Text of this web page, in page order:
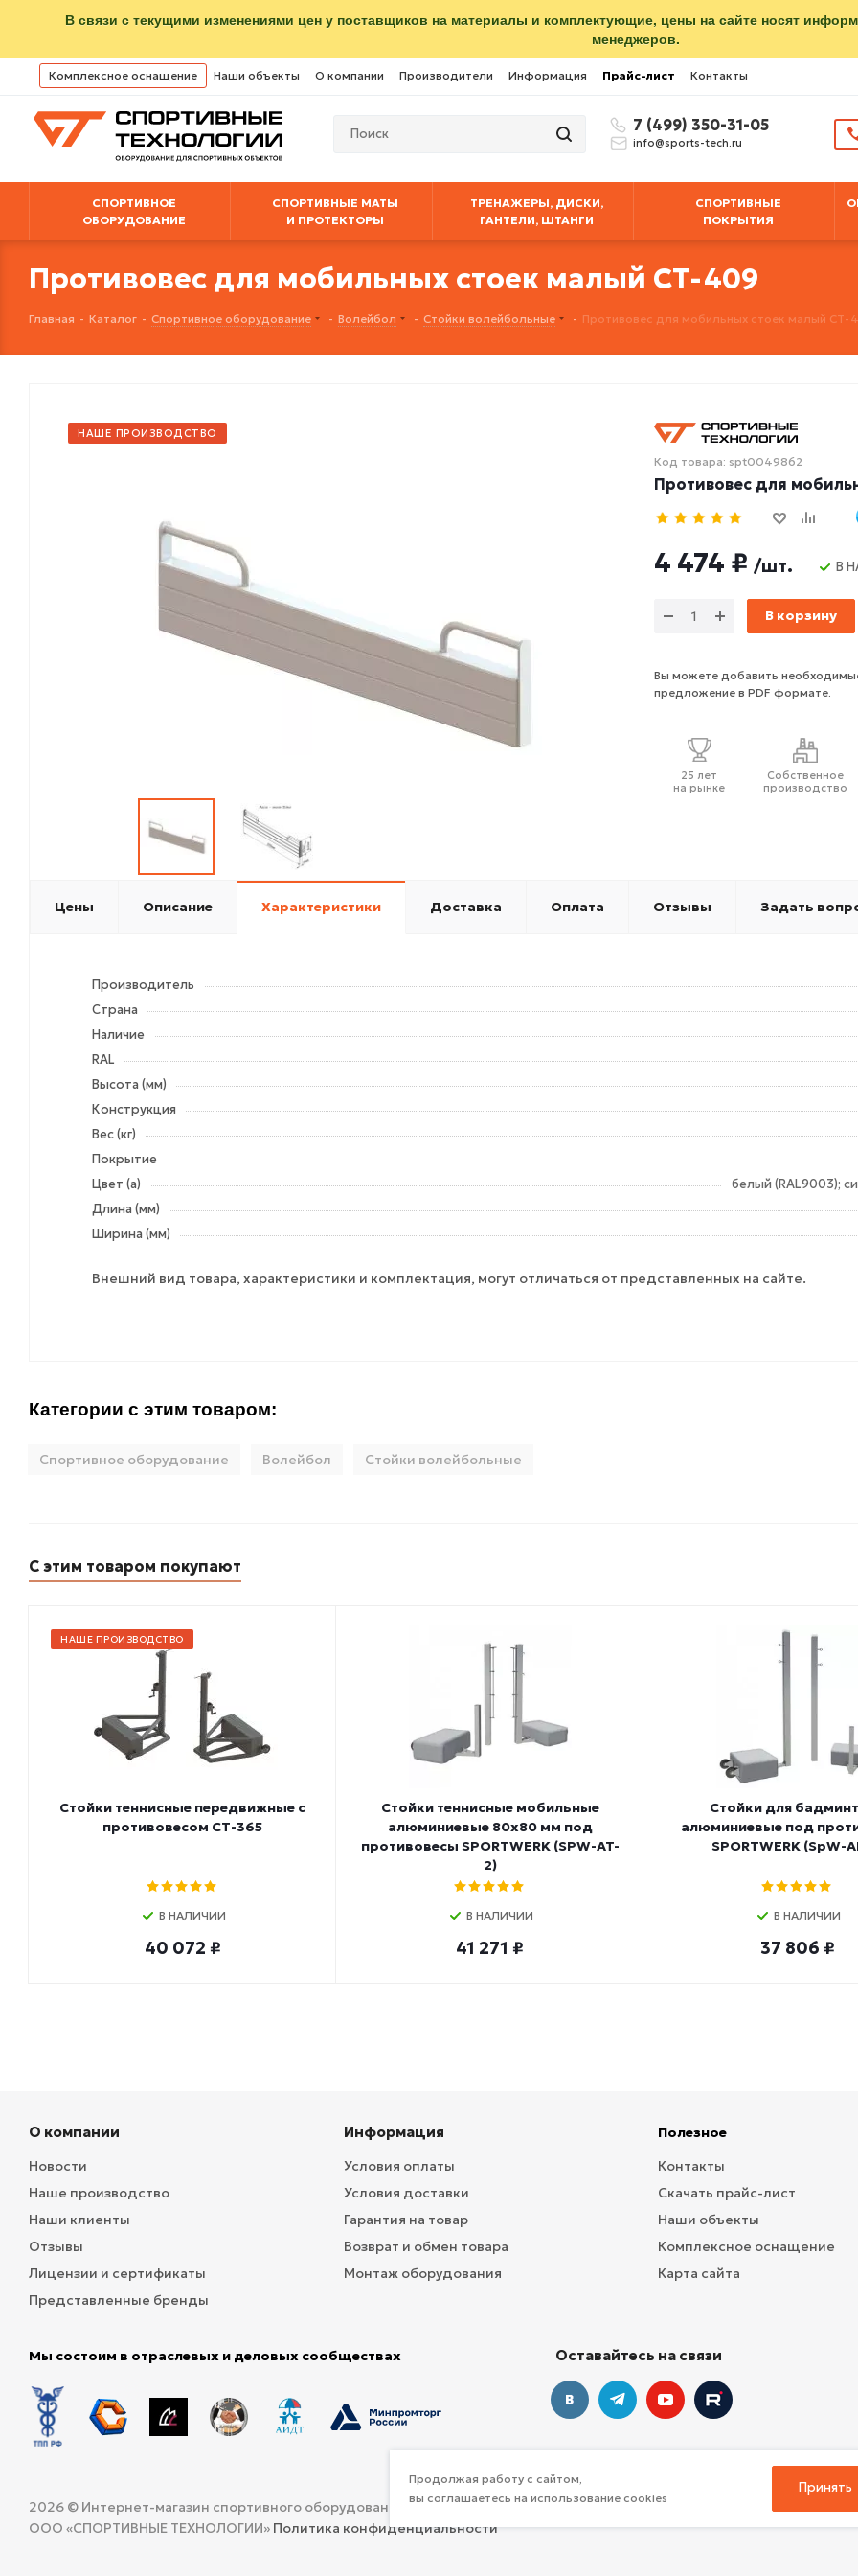
В связи с текущими изменениями цен у поставщиков на материалы и комплектующие, цены на сайте носят
менеджеров.
Комплексное оснащение Наши объекты О компании Производители Информация Прайс-лист Контакты
7 (499) 350-31-05
info@sports-tech.ru
СПОРТИВНОЕ
ОБОРУДОВАНИЕ
СПОРТИВНЫЕ МАТЫ
И ПРОТЕКТОРЫ
ТРЕНАЖЕРЫ, ДИСКИ,
ГАНТЕЛИ, ШТАНГИ
СПОРТИВНЫЕ
ПОКРЫТИЯ
Противовес для мобильных стоек малый СТ-409
Главная - Каталог - Спортивное оборудование - Волейбол - Стойки волейбольные - Противовес для мобильных стоек малый СТ-
НАШЕ ПРОИЗВОДСТВО
Код товара: spt0049862
Противовес для
4 474 ₽ /шт. В
В корзину
Вы можете добавить
предложение в PDF формате.
25 лет
на рынке
Собственное
производство
Цены Описание Характеристики Доставка Оплата Отзывы Задать
Производитель
Страна
Наличие
RAL
Высота (мм)
Конструкция
Вес (кг)
Покрытие
Цвет (а)
белый (RAL9003);
Длина (мм)
Ширина (мм)
Внешний вид товара, характеристики и комплектация, могут отличаться от представленных на сайте.
Категории с этим товаром:
Спортивное оборудование Волейбол Стойки волейбольные
С этим товаром покупают
НАШЕ ПРОИЗВОДСТВО
Стойки теннисные передвижные с
противовесом СТ-365
В НАЛИЧИИ
40 072 ₽
Стойки теннисные мобильные
алюминиевые 80х80 мм под
противовесы SPORTWERK (SPW-AT-
2)
В НАЛИЧИИ
41 271 ₽
Стойки для
алюминиевые под
SPORTWERK (SpW-
В НАЛИЧИИ
37 806 ₽
О компании
Новости
Наше производство
Наши клиенты
Отзывы
Лицензии и сертификаты
Представленные бренды
Информация
Условия оплаты
Условия доставки
Гарантия на товар
Возврат и обмен товара
Монтаж оборудования
Полезное
Контакты
Скачать прайс-лист
Наши объекты
Комплексное оснащение
Карта сайта
Мы состоим в отраслевых и деловых сообществах Оставайтесь на связи
2026 © Интернет-магазин спортивного оборудования и профессионального инвентаря для спорта
ООО «СПОРТИВНЫЕ ТЕХНОЛОГИИ» Политика конфиденциальности
Продолжая работу с сайтом,
вы соглашаетесь на использование cookies
Принять